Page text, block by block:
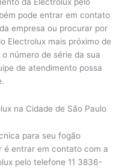
pode entrar em contato
empresa ou procurar por
Electrolux mais próximo de
número de série da sua
de atendimento possa
na Cidade de São Paulo
para seu fogão
é entrar em contato com a
pelo telefone 11 3836-